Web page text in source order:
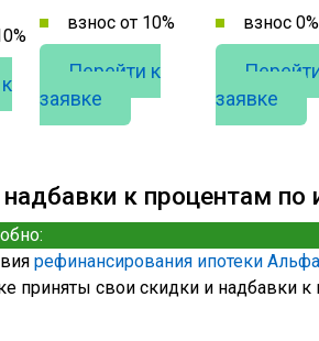
взнос от 10%
Перейти к
заявке
взнос 0%
заявке
к процентам по
рефинансирования ипотеки
приняты свои скидки и надбавки к